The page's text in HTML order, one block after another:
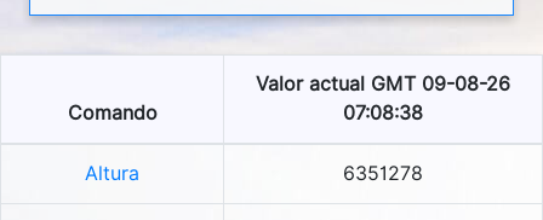
Comando
Valor actual GMT 09-08-26
07:08:38
Altura 6351278